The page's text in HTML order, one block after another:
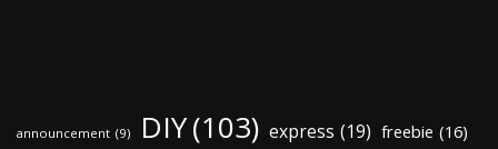
announcement (9) DIY(103) express (19) freebie (16)